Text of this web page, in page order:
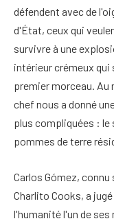
défendent avec de
d'État, ceux qui
survivre à une
intérieur crémeux qui
premier morceau. Au
chef nous a donné
plus compliquées : le
pommes de terre
Carlos Gómez,
Charlito Cooks, a
l'humanité l'un de